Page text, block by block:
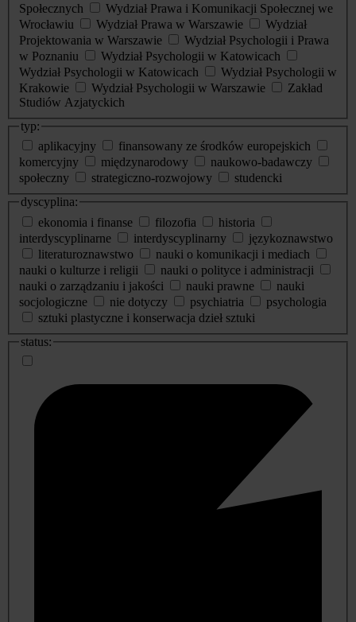
Społecznych
Wydział Prawa i Komunikacji Społecznej we
Wrocławiu
Wydział Prawa w Warszawie
Wydział
Projektowania w Warszawie
Wydział Psychologii i Prawa
w Poznaniu
Wydział Psychologii w Katowicach
Wydział Psychologii w Katowicach
Wydział Psychologii w
Krakowie
Wydział Psychologii w Warszawie
Zakład
Studiów Azjatyckich
typ:
aplikacyjny
finansowany ze środków europejskich
komercyjny
międzynarodowy
naukowo-badawczy
społeczny
strategiczno-rozwojowy
studencki
dyscyplina:
ekonomia i finanse
filozofia
historia
interdyscyplinarne
interdyscyplinarny
językoznawstwo
literaturoznawstwo
nauki o komunikacji i mediach
nauki o kulturze i religii
nauki o polityce i administracji
nauki o zarządzaniu i jakości
nauki prawne
nauki
socjologiczne
nie dotyczy psychiatria
psychologia
sztuki plastyczne i konserwacja dzieł sztuki
status: